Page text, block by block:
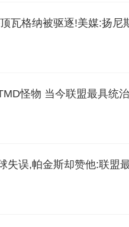
瓦格纳被驱逐!美媒:扬尼
怪物 当今联盟最具统
失误,帕金斯却赞他:联盟